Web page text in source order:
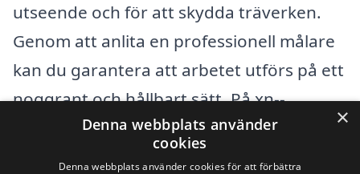
utseende och för att skydda träverken.
Genom att anlita en professionell målare
kan du garantera att arbetet utförs på ett
noggrant och hållbart sätt. På xn--
fnstermlning-pris-frb03a.se kan du enkelt×
Denna webbplats använder
cookies
Denna webbplats använder cookies för att förbättra